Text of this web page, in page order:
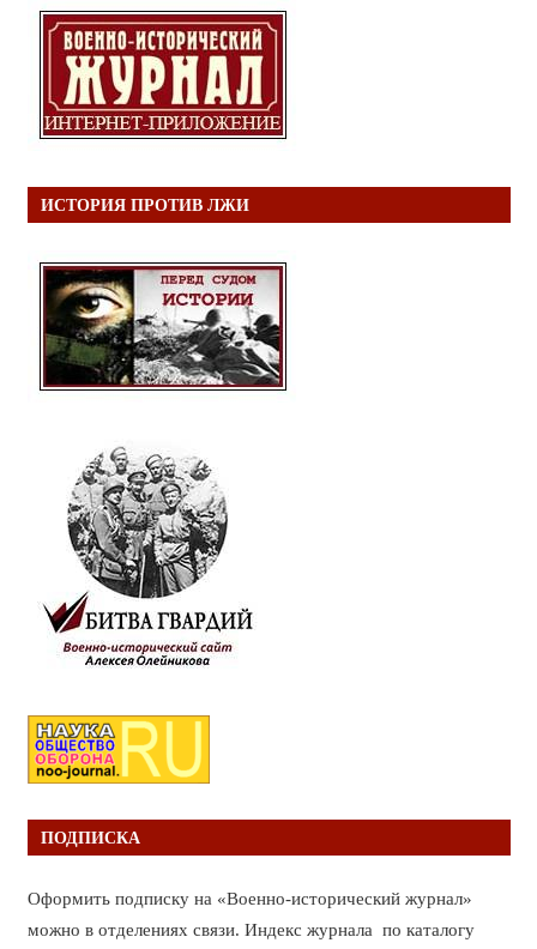
ИСТОРИЯ ПРОТИВ ЛЖИ
ПОДПИСКА
Оформить подписку на «Военно-исторический журнал»
можно в отделениях связи. Индекс журнала по каталогу